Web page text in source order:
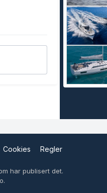
Cookies Regler
har publisert det.